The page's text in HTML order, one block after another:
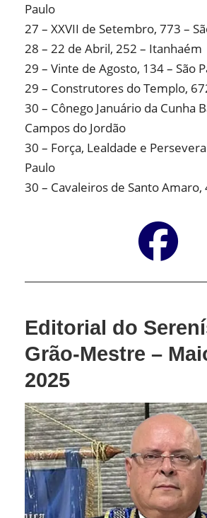
Paulo
27 – XXVII de Setembro, 773 –
28 – 22 de Abril, 252 – Itanhaém
29 – Vinte de Agosto, 134 – São
29 – Construtores do Templo,
30 – Cônego Januário da Cunha
Campos do Jordão
30 – Força, Lealdade e
Paulo
30 – Cavaleiros de Santo Amaro,
Editorial do
Grão-Mestre –
2025